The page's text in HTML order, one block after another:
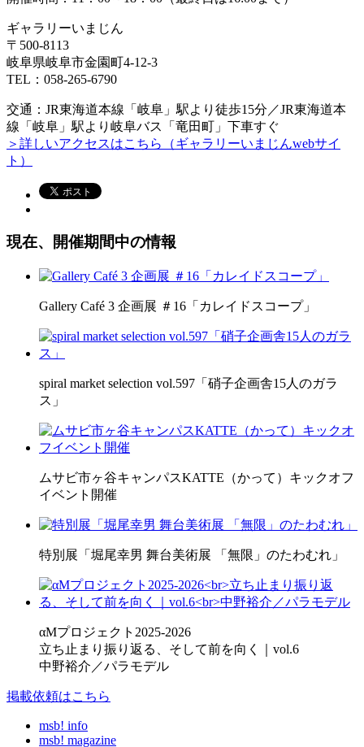
ギャラリーいまじん
〒500-8113
岐阜県岐阜市金園町4-12-3
TEL：058-265-6790
交通：JR東海道本線「岐阜」駅より徒歩15分／JR東海道本
線「岐阜」駅より岐阜バス「竜田町」下車すぐ
＞詳しいアクセスはこちら（ギャラリーいまじんwebサイ
ト）
現在、開催期間中の情報
Gallery Café 3 企画展 ＃16「カレイドスコープ」
spiral market selection vol.597「硝子企画舎15人のガラ
ス」
ムサビ市ヶ谷キャンパスKATTE（かって）キックオフ
イベント開催
特別展「堀尾幸男 舞台美術展 「無限」のたわむれ」
αMプロジェクト2025-2026
立ち止まり振り返る、そして前を向く｜vol.6
中野裕介／パラモデル
掲載依頼はこちら
msb! info
msb! magazine